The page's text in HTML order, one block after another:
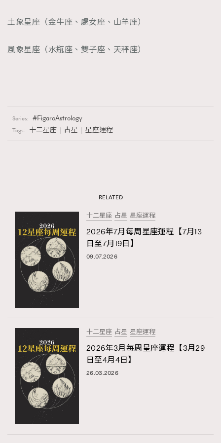
土象星座（金牛座、處女座、山羊座）
風象星座（水瓶座、雙子座、天秤座）
Series: FigaroAstrology
Tags: 十二星座 占星 星座運程
RELATED
十二星座 占星 星座運程
2026年7月每周星座運程【7月13
日至7月19日】
09.07.2026
十二星座 占星 星座運程
2026年3月每周星座運程【3月29
日至4月4日】
26.03.2026